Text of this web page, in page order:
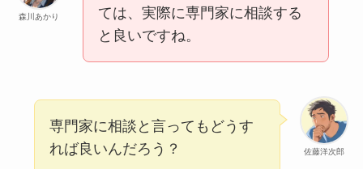
森川あかり
ては、実際に専門家に相談する
と良いですね。
佐藤洋次郎
専門家に相談と言ってもどうす
れば良いんだろう？